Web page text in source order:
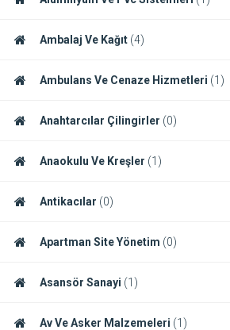
Ambalaj Ve Kağıt (4)
Ambulans Ve Cenaze Hizmetleri (1)
Anahtarcılar Çilingirler (0)
Anaokulu Ve Kreşler (1)
Antikacılar (0)
Apartman Site Yönetim (0)
Asansör Sanayi (1)
Av Ve Asker Malzemeleri (1)